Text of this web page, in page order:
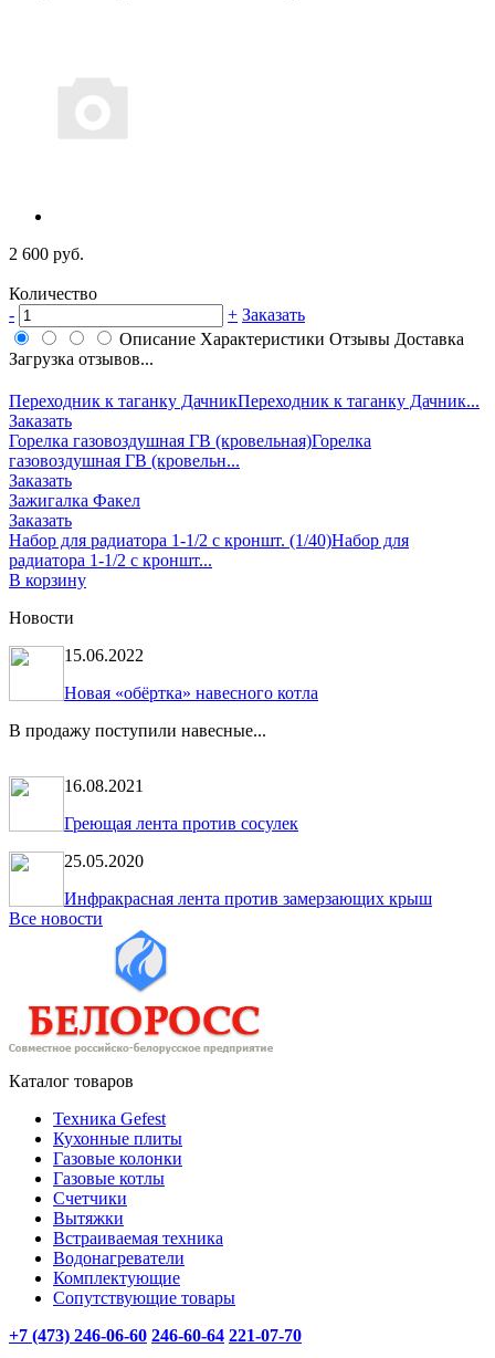
2 600 руб.
Количество
-
+ Заказать
Описание Характеристики Отзывы Доставка
Загрузка отзывов...
Переходник к таганку ДачникПереходник к таганку Дачник...
Заказать
Горелка газовоздушная ГВ (кровельная)Горелка
газовоздушная ГВ (кровельн...
Заказать
Зажигалка Факел
Заказать
Набор для радиатора 1-1/2 с кроншт. (1/40)Набор для
радиатора 1-1/2 с кроншт...
В корзину
Новости
15.06.2022
Новая «обёртка» навесного котла
В продажу поступили навесные...
16.08.2021
Греющая лента против сосулек
25.05.2020
Инфракрасная лента против замерзающих крыш
Все новости
Каталог товаров
Техника Gefest
Кухонные плиты
Газовые колонки
Газовые котлы
Счетчики
Вытяжки
Встраиваемая техника
Водонагреватели
Комплектующие
Сопутствующие товары
+7 (473) 246-06-60 246-60-64 221-07-70